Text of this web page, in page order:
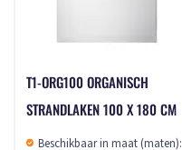
T1-ORG100 ORGANISCH
STRANDLAKEN 100 X 180 CM
Beschikbaar in maat (maten):